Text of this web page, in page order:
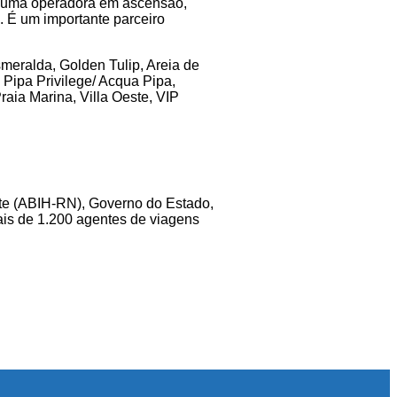
operadora em ascensão,
É um importante parceiro
Golden Tulip, Areia de
Privilege/ Acqua Pipa,
Marina, Villa Oeste, VIP
(ABIH-RN), Governo do Estado,
de 1.200 agentes de viagens